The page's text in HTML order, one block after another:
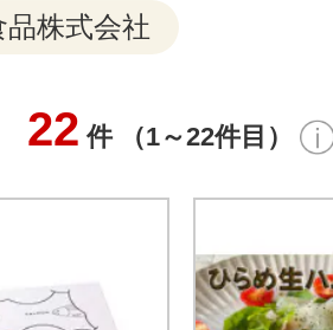
株式会社
22 件 （1～22件目）